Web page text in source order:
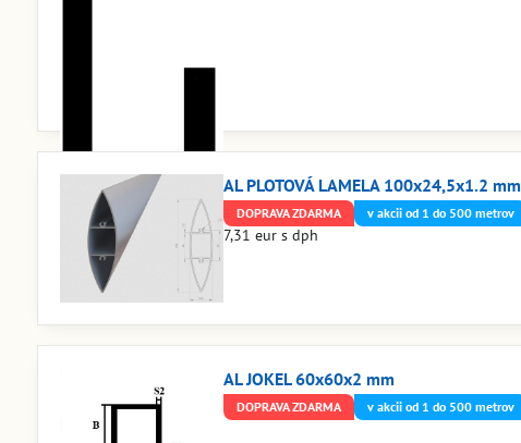
AL PLOTOVÁ LAMELA 100x24,5x1.2
DOPRAVA ZDARMA v akcii od 1 do 500 metrov
7,31 eur s dph
AL JOKEL 60x60x2 mm
DOPRAVA ZDARMA v akcii od 1 do 500 metrov